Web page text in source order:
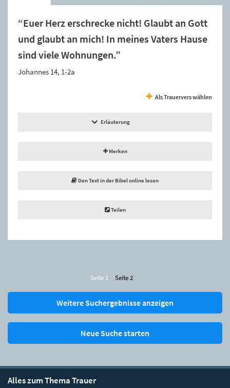
“Euer Herz erschrecke nicht! Glaubt an Gott
und glaubt an mich! In meines Vaters Hause
sind viele Wohnungen.”
Johannes 14, 1-2a
Als Trauervers wählen
Erläuterung
Merken
Den Text in der Bibel online lesen
Teilen
Seite 1 Seite 2
Weitere Suchergebnisse anzeigen
Neue Suche starten
Alles zum Thema Trauer